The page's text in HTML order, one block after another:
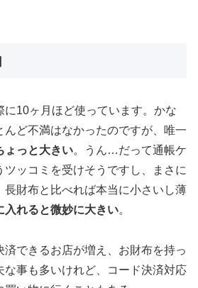
に10ヶ月ほど使っています。かな
んど不満はなかったのですが、唯一
ょっと大きい。うん…だって通帳ケ
ツッコミを受けそうですし、まさに
長財布と比べれば本当に小さいし薄
入れると微妙に大きい。
できるお店が増え、お財布を持っ
な事も多いけれど、コード決済対応